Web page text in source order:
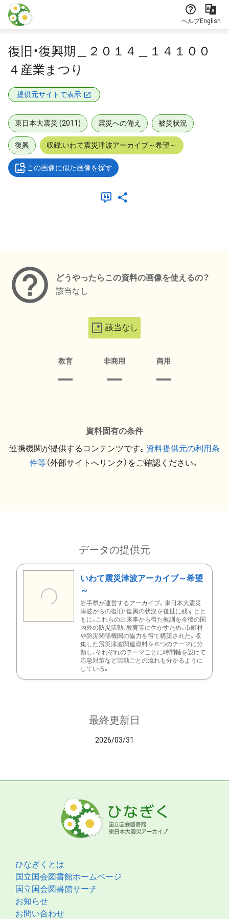
本文に飛ぶ
ヘルプEnglish
復旧・復興期＿２０１４＿１４１００
４産業まつり
提供元サイトで表示
東日本大震災 (2011) 震災への備え 被災状況
復興 収録:いわて震災津波アーカイブ～希望～
この画像に似た画像を探す
どうやったらこの資料の画像を使えるの？
該当なし
該当なし
教育 非商用 商用
資料固有の条件
連携機関が提供するコンテンツです。 資料提供元の利用条
件等（外部サイトへリンク）をご確認ください。
データの提供元
いわて震災津波アーカイブ～希望
～
岩手県が運営するアーカイブ。東日本大震災
津波からの復旧・復興の状況を後世に残すとと
もに、これらの出来事から得た教訓を今後の国
内外の防災活動、教育等に生かすため、市町村
や防災関係機関の協力を得て構築された。収
集した震災津波関連資料を６つのテーマに分
類し、それぞれのテーマごとに時間軸を設けて
応急対策など活動ごとの流れも分かるように
している。
最終更新日
2026/03/31
ひなぎくとは
国立国会図書館ホームページ
国立国会図書館サーチ
お知らせ
お問い合わせ